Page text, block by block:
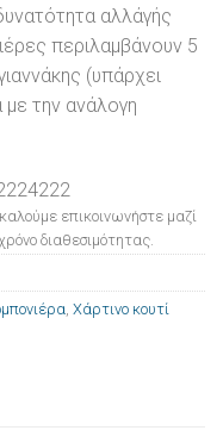
αλλάγής
περιλαμβάνουν 5
(υπάρχει
την ανάλογη
επικοινωνήστε μαζί
διαθεσιμότητας.
Χάρτινο κουτί